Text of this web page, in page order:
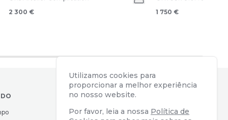
menu
2 300 €
1 750 €
CONTACTOS
Av. Almirante Reis, 39
Utilizamos cookies para
proporcionar a melhor experiência
no nosso website.
Por favor, leia a nossa Política de